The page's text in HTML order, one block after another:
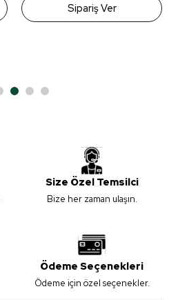
Sipariş Ver
Size Özel Temsilci
Bize her zaman ulaşın.
Ödeme Seçenekleri
Ödeme için özel seçenekler.